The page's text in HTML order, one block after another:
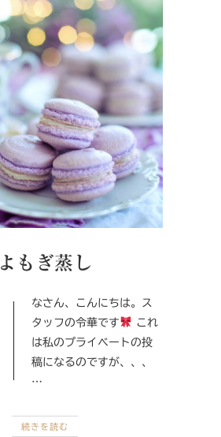
よもぎ蒸し
タッフの令華です
これ
は私のプライベートの投
稿になるのですが、、、
…
続きを読む